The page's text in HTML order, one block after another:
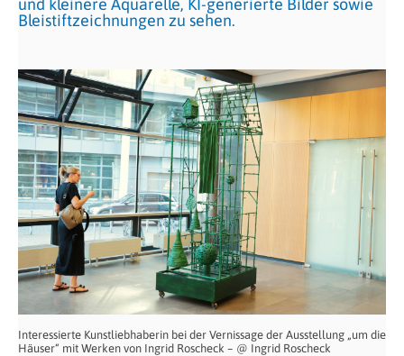
und kleinere Aquarelle, KI-generierte Bilder sowie
Bleistiftzeichnungen zu sehen.
Interessierte Kunstliebhaberin bei der Vernissage der Ausstellung „um die
Häuser“ mit Werken von Ingrid Roscheck – @ Ingrid Roscheck